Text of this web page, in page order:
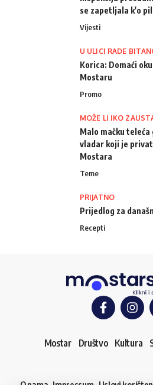
se zapetljala k'o
Vijesti
U ULICI RADE
Korica: Domaći
Mostaru
Promo
MOŽE LI IKO
Malo mačku
vladar koji je
Mostara
Teme
PRIJATNO
Prijedlog za
Recepti
Mostar Društvo Kultura